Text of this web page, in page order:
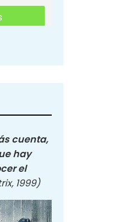
cuenta,
hay
el
1999)